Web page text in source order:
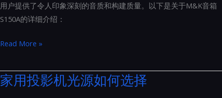
隔
门
大
用户提供了令人印象深刻的音质和构建质量。以下是关于M&K音箱
S150A的详细介绍：
M&K
的
S150A
Read More »
家用投影机光源如何选择